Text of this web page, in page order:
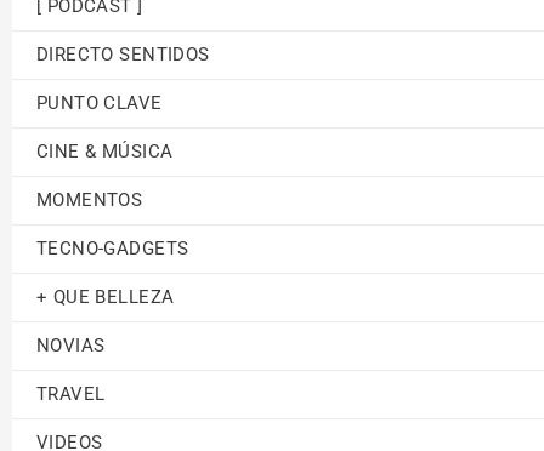
[ PODCAST ]
DIRECTO SENTIDOS
PUNTO CLAVE
CINE & MÚSICA
MOMENTOS
TECNO-GADGETS
+ QUE BELLEZA
NOVIAS
TRAVEL
VIDEOS